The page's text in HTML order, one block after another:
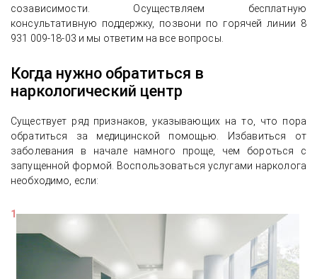
созависимости. Осуществляем бесплатную
консультативную поддержку, позвони по горячей линии 8
931 009-18-03 и мы ответим на все вопросы.
Когда нужно обратиться в
наркологический центр
Существует ряд признаков, указывающих на то, что пора
обратиться за медицинской помощью. Избавиться от
заболевания в начале намного проще, чем бороться с
запущенной формой. Воспользоваться услугами нарколога
необходимо, если: